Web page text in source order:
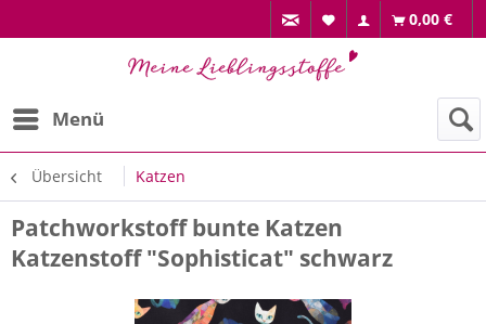
0,00 €
Menü
Übersicht Katzen
Patchworkstoff bunte Katzen
Katzenstoff "Sophisticat" schwarz